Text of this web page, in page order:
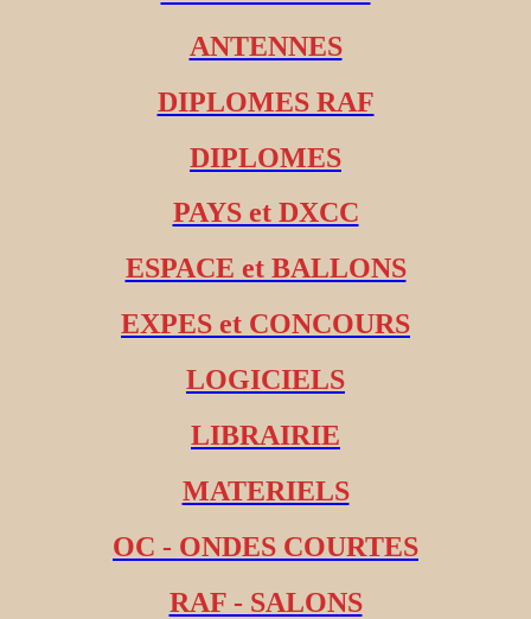
ANTENNES
DIPLOMES RAF
DIPLOMES
PAYS et DXCC
ESPACE et BALLONS
EXPES et CONCOURS
LOGICIELS
LIBRAIRIE
MATERIELS
OC - ONDES COURTES
RAF - SALONS